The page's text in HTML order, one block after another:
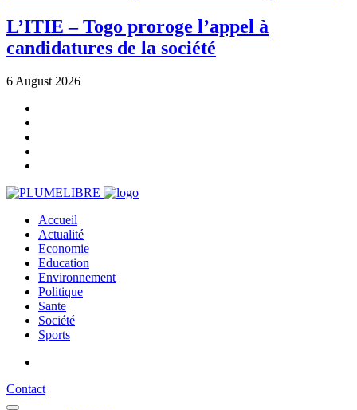
L’ITIE – Togo proroge l’appel à
candidatures de la société
6 August 2026
Accueil
Actualité
Economie
Education
Environnement
Politique
Sante
Société
Sports
Contact